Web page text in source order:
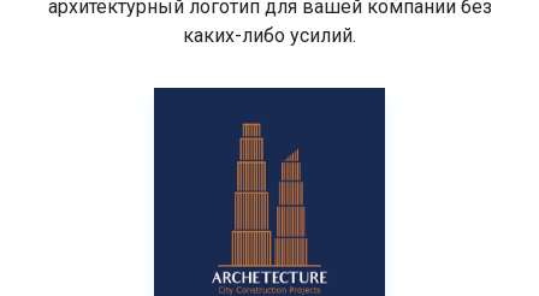
архитектурный логотип для вашей компании без
каких-либо усилий.